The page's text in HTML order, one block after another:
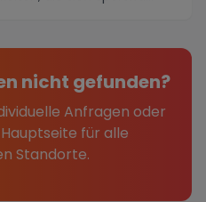
nicht gefunden?
Anfragen oder
für alle
Standorte.